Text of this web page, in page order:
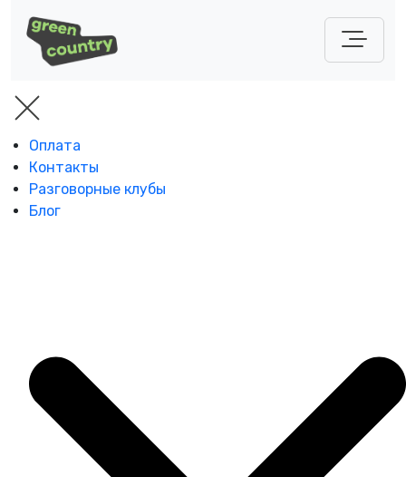
Оплата
Контакты
Разговорные клубы
Блог